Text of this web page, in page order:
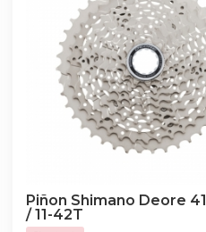
Piñon Shimano Deore
/ 11-42T